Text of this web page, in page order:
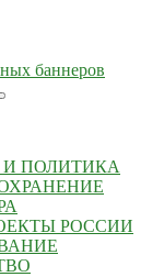
И ПОЛИТИКА
РОССИИ